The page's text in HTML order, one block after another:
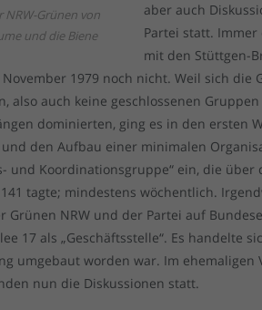
NRW-Grünen von
und die Biene
aber auch
Partei statt. Immer
mit den Stüttgen-
1979 noch nicht. Weil sich
also auch keine geschlossenen
dominierten, ging es in den ersten
den Aufbau einer minimalen
und Koordinationsgruppe“ ein, die
tagte; mindestens wöchentlich.
Grünen NRW und der Partei auf
17 als „Geschäftsstelle“. Es handelte
umgebaut worden war. Im ehemaligen
nun die Diskussionen statt.